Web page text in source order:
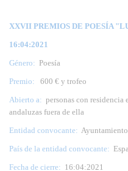
XXVII PREMIOS DE POESÍA
16:04:2021
Género: Poesía
Premio:
600 € y trofeo
Abierto a: personas con
andaluzas fuera de ella
Entidad convocante:
País de la entidad convocante:
Fecha de cierre: 16:04:2021